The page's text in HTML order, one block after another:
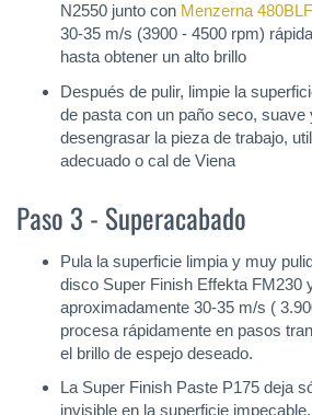
N2550 junto con Menzerna 480BLF
30-35 m/s (3900 - 4500 rpm)
hasta obtener un alto brillo
Después de pulir, limpie la
de pasta con un paño seco, suave
desengrasar la pieza de trabajo,
adecuado o cal de Viena
Paso 3 - Superacabado
Pula la superficie limpia y muy
disco Super Finish Effekta FM230
aproximadamente 30-35 m/s (
procesa rápidamente en pasos
el brillo de espejo deseado.
La Super Finish Paste P175 deja
invisible en la superficie